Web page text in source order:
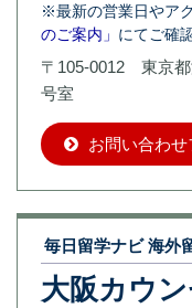
※最新の営業日やア
のご案内」 にてご確
〒105-0012 東京都
号室
お問い合わせ
毎日留学ナビ 海外
大阪カウ